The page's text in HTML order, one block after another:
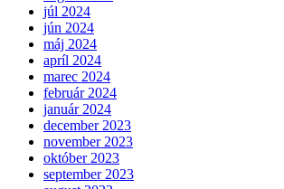
júl 2024
jún 2024
máj 2024
apríl 2024
marec 2024
február 2024
január 2024
december 2023
november 2023
október 2023
september 2023